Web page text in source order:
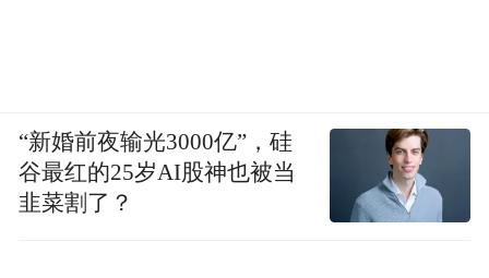
“新婚前夜输光3000亿”，硅
谷最红的25岁AI股神也被当
韭菜割了？